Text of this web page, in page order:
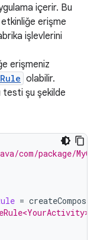
içerir. Bu
etkinliğe erişme
işlevlerini
erişmeniz
olabilir.
testi şu şekilde
package/
=